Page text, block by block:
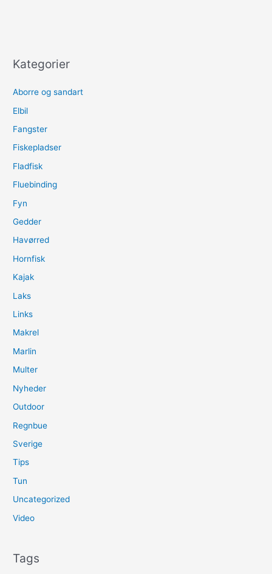
Kategorier
Aborre og sandart
Elbil
Fangster
Fiskepladser
Fladfisk
Fluebinding
Fyn
Gedder
Havørred
Hornfisk
Kajak
Laks
Links
Makrel
Marlin
Multer
Nyheder
Outdoor
Regnbue
Sverige
Tips
Tun
Uncategorized
Video
Tags